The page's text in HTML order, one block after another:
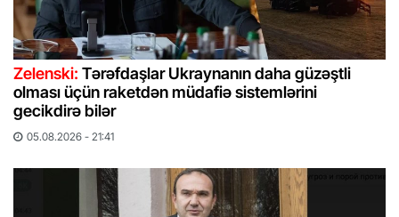
Zelenski: Tərəfdaşlar Ukraynanın daha güzəştli
olması üçün raketdən müdafiə sistemlərini
gecikdirə bilər
05.08.2026 - 21:41